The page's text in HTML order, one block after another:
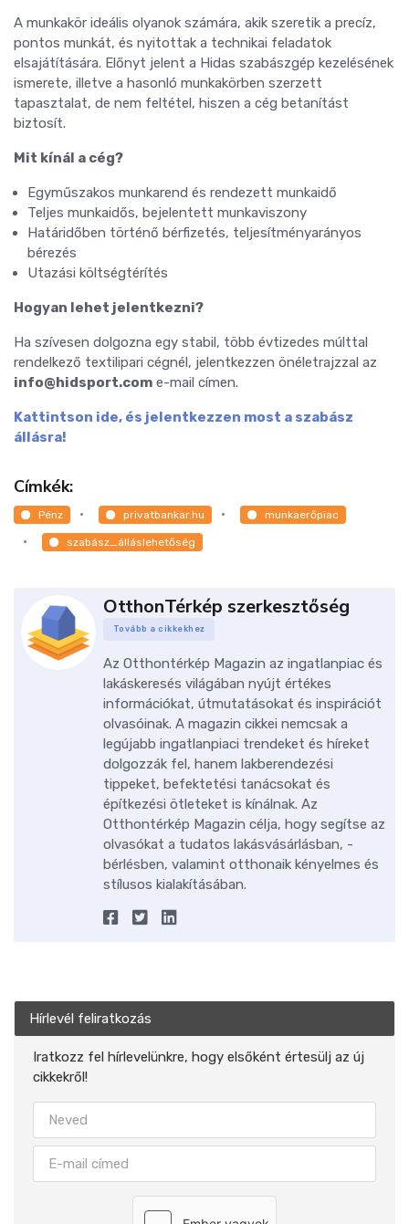
A munkakör ideális olyanok számára, akik szeretik a precíz,
pontos munkát, és nyitottak a technikai feladatok
elsajátítására. Előnyt jelent a Hidas szabászgép kezelésének
ismerete, illetve a hasonló munkakörben szerzett
tapasztalat, de nem feltétel, hiszen a cég betanítást
biztosít.
Mit kínál a cég?
Egyműszakos munkarend és rendezett munkaidő
Teljes munkaidős, bejelentett munkaviszony
Határidőben történő bérfizetés, teljesítményarányos
bérezés
Utazási költségtérítés
Hogyan lehet jelentkezni?
Ha szívesen dolgozna egy stabil, több évtizedes múlttal
rendelkező textilipari cégnél, jelentkezzen önéletrajzzal az
info@hidsport.com e-mail címen.
Kattintson ide, és jelentkezzen most a szabász
állásra!
Címkék:
Pénz privatbankar.hu munkaerőpiac
szabász_álláslehetőség
OtthonTérkép szerkesztőség
Tovább a cikkekhez
Az Otthontérkép Magazin az ingatlanpiac és
lakáskeresés világában nyújt értékes
információkat, útmutatásokat és inspirációt
olvasóinak. A magazin cikkei nemcsak a
legújabb ingatlanpiaci trendeket és híreket
dolgozzák fel, hanem lakberendezési
tippeket, befektetési tanácsokat és
építkezési ötleteket is kínálnak. Az
Otthontérkép Magazin célja, hogy segítse az
olvasókat a tudatos lakásvásárlásban, -
bérlésben, valamint otthonaik kényelmes és
stílusos kialakításában.
Hírlevél feliratkozás
Iratkozz fel hírlevelünkre, hogy elsőként értesülj az új
cikkekről!